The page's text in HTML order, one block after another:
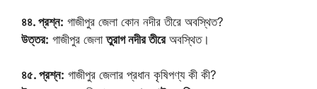
৪৪. প্রশ্ন: গাজীপুর জেলা কোন নদীর তীরে অবস্থিত?
উত্তর: গাজীপুর জেলাতুরাগ নদীর তীরেঅবস্থিত।
৪৫. প্রশ্ন: গাজীপুর জেলার প্রধান কৃষিপণ্য কী কী?